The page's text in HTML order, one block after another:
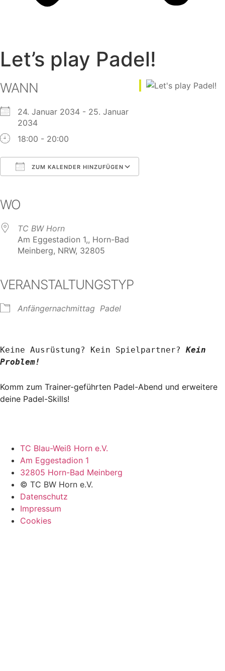
Let’s play Padel!
WANN
24. Januar 2034 - 25. Januar
2034
18:00 - 20:00
ZUM KALENDER HINZUFÜGEN
WO
TC BW Horn
Am Eggestadion 1,, Horn-Bad
Meinberg, NRW, 32805
VERANSTALTUNGSTYP
Anfängernachmittag Padel
Keine Ausrüstung? Kein Spielpartner? Kein
Problem!
Komm zum Trainer-geführten Padel-Abend und erweitere
deine Padel-Skills!
TC Blau-Weiß Horn e.V.
Am Eggestadion 1
32805 Horn-Bad Meinberg
© TC BW Horn e.V.
Datenschutz
Impressum
Cookies